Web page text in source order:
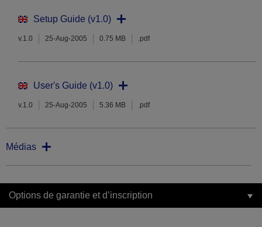
Setup Guide (v1.0)
v.1.0 25-Aug-2005 0.75 MB .pdf
User's Guide (v1.0)
v.1.0 25-Aug-2005 5.36 MB .pdf
Médias
Options de garantie et d’inscription